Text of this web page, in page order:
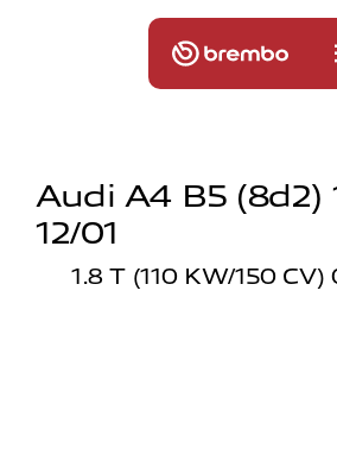
Audi A4 B5 (8d2)
12/01
1.8 T (110 KW/150 CV)